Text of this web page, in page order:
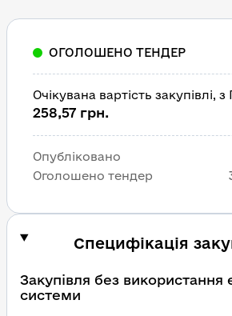
Специфікація
Закупівля без використання
системи
ОГОЛОШЕНО ТЕНДЕР
Очікувана вартість закупівлі,
258,57 грн.
Опубліковано
Оголошено тендер